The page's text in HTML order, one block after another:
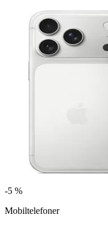
-5 %
Mobiltelefoner